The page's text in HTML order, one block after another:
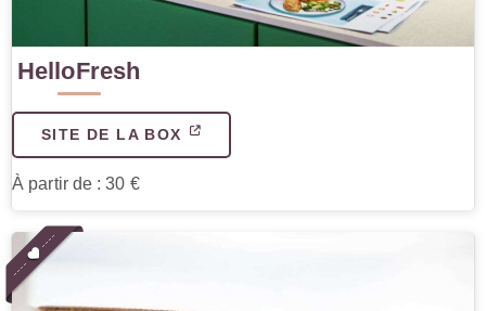
HelloFresh
SITE DE LA BOX
À partir de : 30 €